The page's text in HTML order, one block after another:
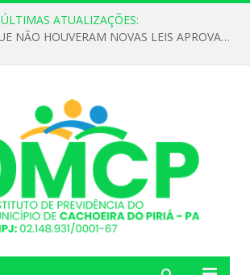
ÚLTIMAS ATUALIZAÇÕES:
DECLARAMOS QUE NÃO HOUVERAM NOVAS LEIS APROVADAS ATÉ O MOMENTO PARA O INSTITUTO DE PREVIDÊNCIA NO ANO DE 2026